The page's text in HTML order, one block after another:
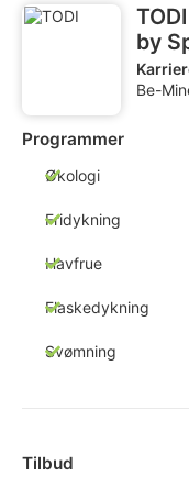
TODI
by
Be-
Programmer
Økologi
Fridykning
Havfrue
Flaskedykning
Svømning
Tilbud